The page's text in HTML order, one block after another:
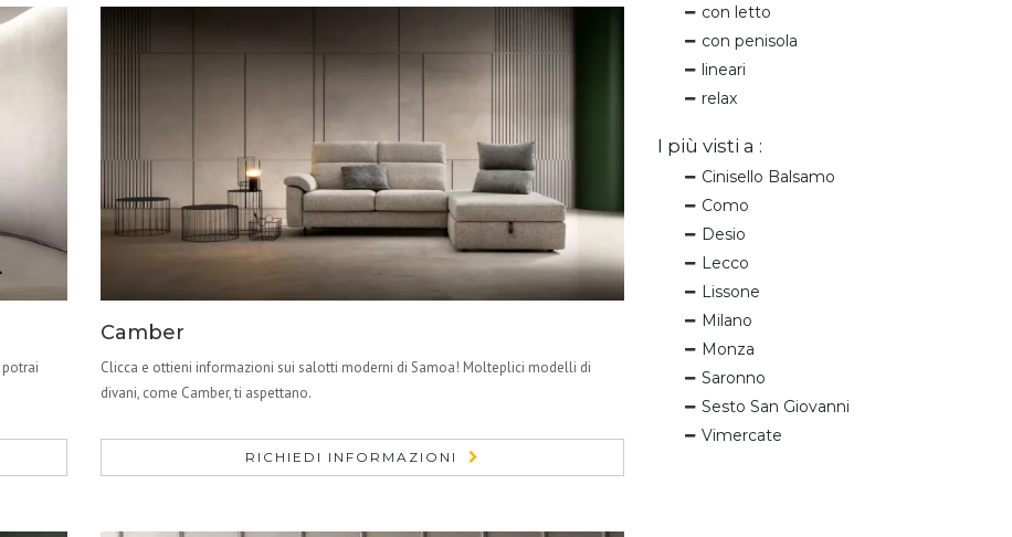
Camber
Clicca e ottieni informazioni sui salotti moderni di Samoa! Molteplici modelli di
divani, come Camber, ti aspettano.
RICHIEDI INFORMAZIONI
con letto
con penisola
lineari
relax
I più visti a :
Cinisello Balsamo
Como
Desio
Lecco
Lissone
Milano
Monza
Saronno
Sesto San Giovanni
Vimercate